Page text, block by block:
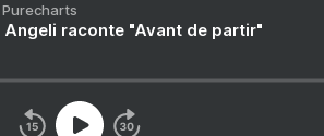
Purecharts
Angeli raconte "Avant de partir"